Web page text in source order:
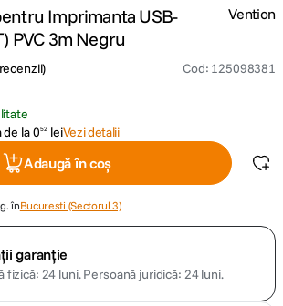
hs
Imprimanta USB-
PVC 3m Negru
) Cod: 125098381
Vention
de la052 leiVezi detalii
Adaugă în coș
înBucuresti (Sectorul 3)
garanție
fizică: 24 luni.Persoană juridică: 24 luni.